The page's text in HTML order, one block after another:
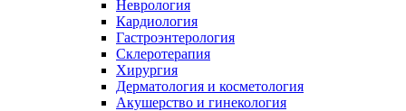
Неврология
Кардиология
Гастроэнтерология
Склеротерапия
Хирургия
Дерматология и косметология
Акушерство и гинекология